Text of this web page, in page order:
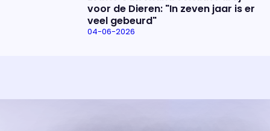
voor de Dieren: "In zeven jaar is er
veel gebeurd"
04-06-2026